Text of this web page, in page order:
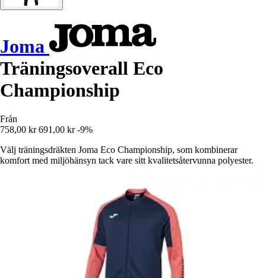
Joma
Träningsoverall Eco
Championship
Från
758,00 kr 691,00 kr -9%
Välj träningsdräkten Joma Eco Championship, som kombinerar
komfort med miljöhänsyn tack vare sitt kvalitetsåtervunna polyester.